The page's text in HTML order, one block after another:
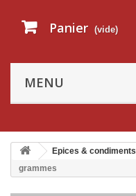
Panier (vide)
MENU
Epices & condiments
grammes